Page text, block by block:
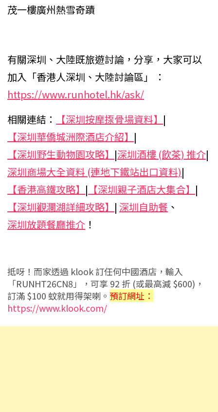
茂一樓廣州熱雪奇蹟
有關深圳、大陸既旅遊討論，分享，大家可以
加入「香港人深圳、大陸討論區」 ：
https://www.runhotel.hk/ask/
相關連結：
【深圳按摩揼骨場資料】 |
【深圳華僑城洲際酒店介紹】 |
【深圳野生動物園攻略】 |深圳酒樓 (飲茶) 推介|
深圳商場大全資料 (連地下鐵站出口資料)|
【香港高鐵攻略】 | 【深圳親子酒店大集合】 |
【深圳觀瀾湖詳細攻略】 | 深圳自助餐 、
深圳放題餐廳推介 ！
抵呀！而家透過 klook 訂任何中國酒店，輸入
「RUNHT26CN8」，可享 92 折 (或最高減 $600)，
訂滿 $100 蚊就用得架喇。 預訂網址：
https://www.klook.com/